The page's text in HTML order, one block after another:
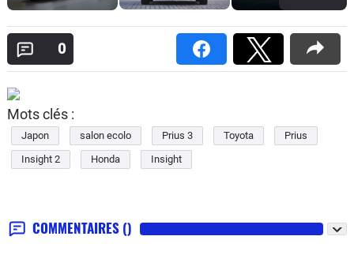
0
Mots clés :
Japon salon ecolo Prius 3 Toyota
Prius
Insight 2
Honda Insight
COMMENTAIRES ()